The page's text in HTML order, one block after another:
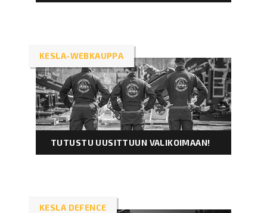
KESLA-WEBKAUPPA
TUTUSTU UUSITTUUN VALIKOIMAAN!
KESLA DEFENCE